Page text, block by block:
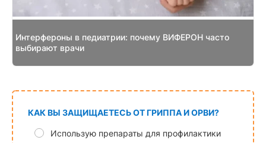
Интерфероны в педиатрии: почему ВИФЕРОН часто
выбирают врачи
КАК ВЫ ЗАЩИЩАЕТЕСЬ ОТ ГРИППА И ОРВИ?
Использую препараты для профилактики